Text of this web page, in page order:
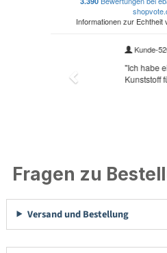
Fragen zu
Versand und Bestellung